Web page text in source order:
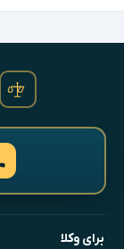
برای وکلا